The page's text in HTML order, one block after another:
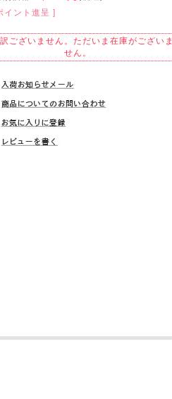
イント進呈 ]
ございません。ただいま在庫がございま
せん。